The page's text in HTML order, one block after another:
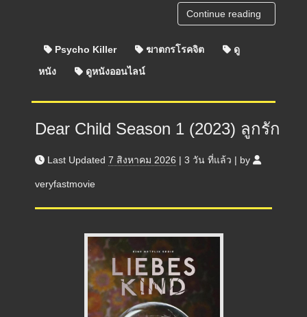
Continue reading
Psycho Killer ฆาตกรโรคจิต
ดู
หนัง
ดูหนังออนไลน์
Dear Child Season 1 (2023) ลูกรัก
Last Updated 7 สิงหาคม 2026 | 3 วัน ที่แล้ว | by
veryfastmovie